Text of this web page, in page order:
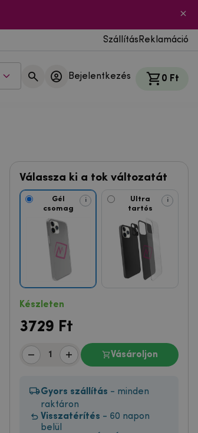
Szállítás Reklamáció
Bejelentkezés 0 Ft
Válassza ki a tok változatát
Gél
csomag
i
Ultra
tartós
i
Készleten
3729 Ft
Vásároljon
Gyors szállítás - minden
raktáron
Visszatérítés - 60 napon
belül